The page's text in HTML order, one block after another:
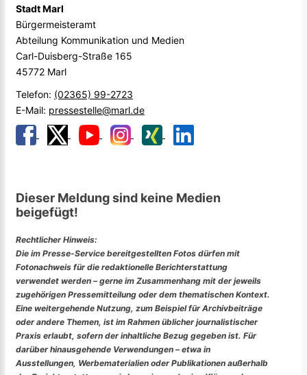
Stadt Marl
Bürgermeisteramt
Abteilung Kommunikation und Medien
Carl-Duisberg-Straße 165
45772 Marl
Telefon: (02365) 99-2723
E-Mail: pressestelle@marl.de
Dieser Meldung sind keine Medien
beigefügt!
Rechtlicher Hinweis:
Die im Presse-Service bereitgestellten Fotos dürfen mit
Fotonachweis für die redaktionelle Berichterstattung
verwendet werden – gerne im Zusammenhang mit der jeweils
zugehörigen Pressemitteilung oder dem thematischen Kontext.
Eine weitergehende Nutzung, zum Beispiel für Archivbeiträge
oder andere Themen, ist im Rahmen üblicher journalistischer
Praxis erlaubt, sofern der inhaltliche Bezug gegeben ist. Für
darüber hinausgehende Verwendungen – etwa in
Ausstellungen, Werbematerialien oder Publikationen außerhalb